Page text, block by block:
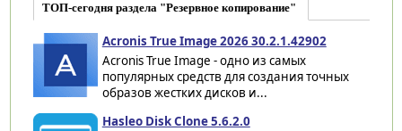
ТОП-сегодня раздела "Резервное копирование"
Acronis True Image 2026 30.2.1.42902
Acronis True Image - одно из самых
популярных средств для создания точных
образов жестких дисков и...
Hasleo Disk Clone 5.6.2.0